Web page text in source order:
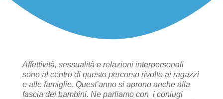
Affettività, sessualità e relazioni interpersonali
sono al centro di questo percorso rivolto ai ragazzi
e alle famiglie. Quest’anno si aprono anche alla
fascia dei bambini. Ne parliamo con i coniugi